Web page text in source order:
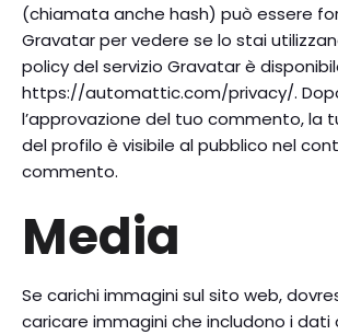
(chiamata anche hash) può essere
Gravatar per vedere se lo stai
policy del servizio Gravatar è
https://automattic.com/privacy/.
l’approvazione del tuo commento, la
del profilo è visibile al pubblico nel
commento.
Media
Se carichi immagini sul sito web,
caricare immagini che includono i dati